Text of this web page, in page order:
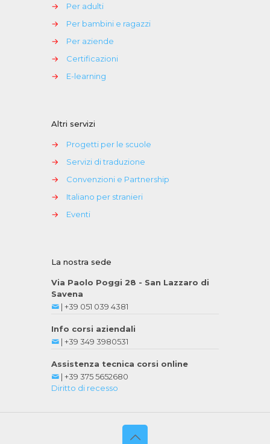
→
Per adulti
→
Per bambini e ragazzi
→
Per aziende
→
Certificazioni
→
E-learning
Altri servizi
→
Progetti per le scuole
→
Servizi di traduzione
→
Convenzioni e Partnership
→
Italiano per stranieri
→
Eventi
La nostra sede
Via Paolo Poggi 28 - San Lazzaro di
Savena
| +39 051 039 4381
Info corsi aziendali
| +39 349 3980531
Assistenza tecnica corsi online
| +39 375 5652680
Diritto di recesso